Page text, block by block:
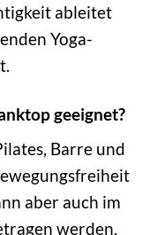
ableitet
Yoga-
geeignet?
Barre und
aber auch im
werden.